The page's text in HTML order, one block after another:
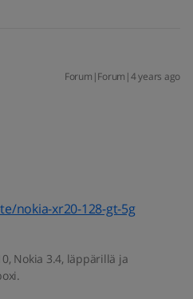
Forum|Forum|4 years ago
nokia-xr20-128-gt-5g
Nokia 3.4, läppärillä ja